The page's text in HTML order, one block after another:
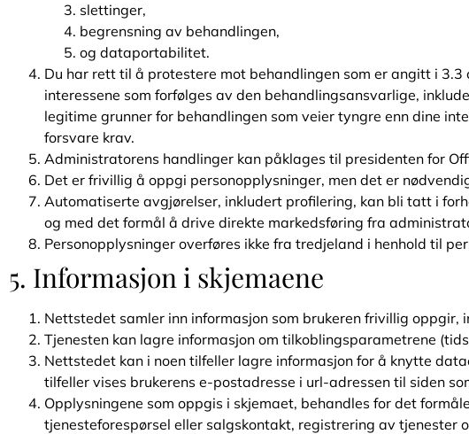
slettinger,
begrensning av behandlingen,
og dataportabilitet.
Du har rett til å protestere mot behandlingen som er angitt i
interessene som forfølges av den behandlingsansvarlige,
legitime grunner for behandlingen som veier tyngre enn dine
forsvare krav.
Administratorens handlinger kan påklages til presidenten for
Det er frivillig å oppgi personopplysninger, men det er
Automatiserte avgjørelser, inkludert profilering, kan bli tatt i
og med det formål å drive direkte markedsføring fra
Personopplysninger overføres ikke fra tredjeland i henhold til
5. Informasjon i skjemaene
Nettstedet samler inn informasjon som brukeren frivillig
Tjenesten kan lagre informasjon om tilkoblingsparametrene
Nettstedet kan i noen tilfeller lagre informasjon for å knytte
tilfeller vises brukerens e-postadresse i url-adressen til siden
Opplysningene som oppgis i skjemaet, behandles for det
tjenesteforespørsel eller salgskontakt, registrering av tjenester